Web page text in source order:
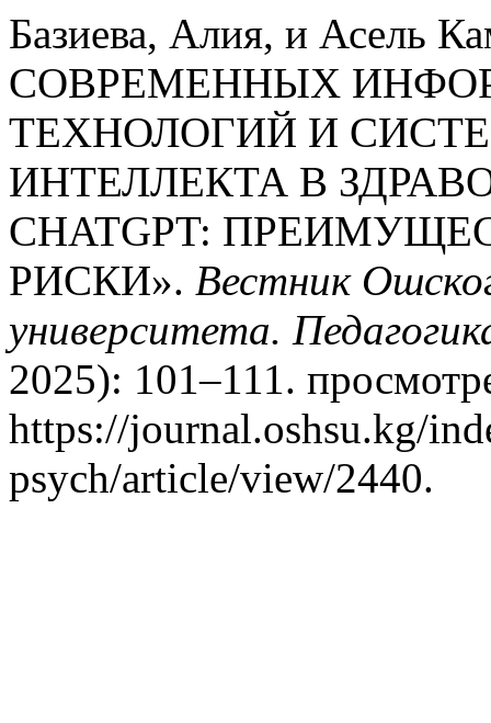
Базиева, Алия, и Асель
СОВРЕМЕННЫХ
ТЕХНОЛОГИЙ И
ИНТЕЛЛЕКТА В
CHATGPT:
РИСКИ». Вестник
университета.
2025): 101–111.
https://journal.oshsu.kg/
psych/article/view/2440.